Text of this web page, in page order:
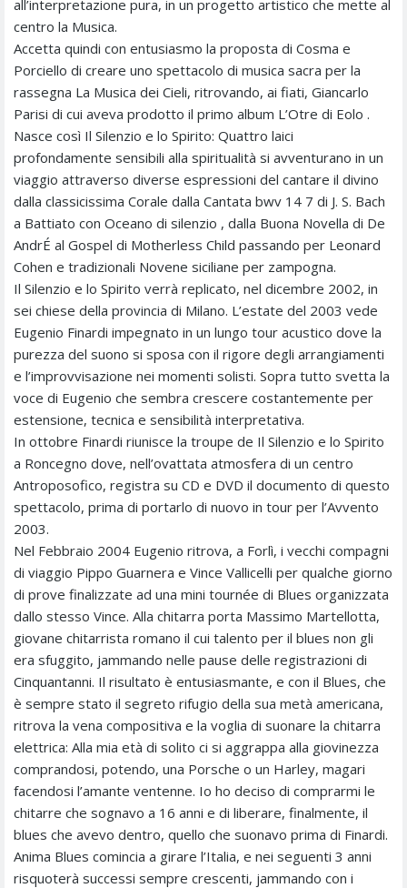
all’interpretazione pura, in un progetto artistico che mette al
centro la Musica.
Accetta quindi con entusiasmo la proposta di Cosma e
Porciello di creare uno spettacolo di musica sacra per la
rassegna La Musica dei Cieli, ritrovando, ai fiati, Giancarlo
Parisi di cui aveva prodotto il primo album L’Otre di Eolo .
Nasce così Il Silenzio e lo Spirito: Quattro laici
profondamente sensibili alla spiritualità si avventurano in un
viaggio attraverso diverse espressioni del cantare il divino
dalla classicissima Corale dalla Cantata bwv 14 7 di J. S. Bach
a Battiato con Oceano di silenzio , dalla Buona Novella di De
AndrÉ al Gospel di Motherless Child passando per Leonard
Cohen e tradizionali Novene siciliane per zampogna.
Il Silenzio e lo Spirito verrà replicato, nel dicembre 2002, in
sei chiese della provincia di Milano. L’estate del 2003 vede
Eugenio Finardi impegnato in un lungo tour acustico dove la
purezza del suono si sposa con il rigore degli arrangiamenti
e l’improvvisazione nei momenti solisti. Sopra tutto svetta la
voce di Eugenio che sembra crescere costantemente per
estensione, tecnica e sensibilità interpretativa.
In ottobre Finardi riunisce la troupe de Il Silenzio e lo Spirito
a Roncegno dove, nell’ovattata atmosfera di un centro
Antroposofico, registra su CD e DVD il documento di questo
spettacolo, prima di portarlo di nuovo in tour per l’Avvento
2003.
Nel Febbraio 2004 Eugenio ritrova, a Forlì, i vecchi compagni
di viaggio Pippo Guarnera e Vince Vallicelli per qualche giorno
di prove finalizzate ad una mini tournée di Blues organizzata
dallo stesso Vince. Alla chitarra porta Massimo Martellotta,
giovane chitarrista romano il cui talento per il blues non gli
era sfuggito, jammando nelle pause delle registrazioni di
Cinquantanni. Il risultato è entusiasmante, e con il Blues, che
è sempre stato il segreto rifugio della sua metà americana,
ritrova la vena compositiva e la voglia di suonare la chitarra
elettrica: Alla mia età di solito ci si aggrappa alla giovinezza
comprandosi, potendo, una Porsche o un Harley, magari
facendosi l’amante ventenne. Io ho deciso di comprarmi le
chitarre che sognavo a 16 anni e di liberare, finalmente, il
blues che avevo dentro, quello che suonavo prima di Finardi.
Anima Blues comincia a girare l’Italia, e nei seguenti 3 anni
risquoterà successi sempre crescenti, jammando con i